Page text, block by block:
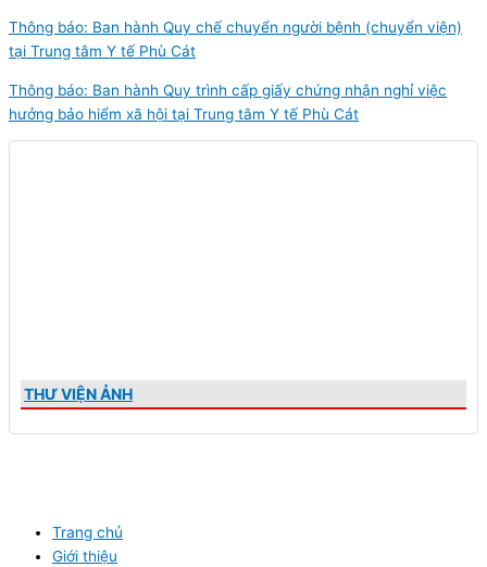
Thông báo: Ban hành Quy chế chuyển người bệnh (chuyển viện)
tại Trung tâm Y tế Phù Cát
Thông báo: Ban hành Quy trình cấp giấy chứng nhận nghỉ việc
hưởng bảo hiểm xã hội tại Trung tâm Y tế Phù Cát
THƯ VIỆN ẢNH
Trang chủ
Giới thiệu